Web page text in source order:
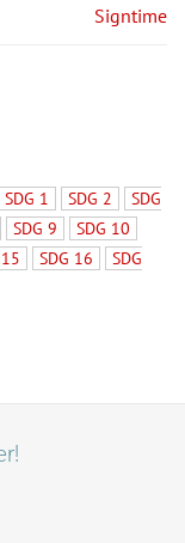
Signtime
SDG 1 SDG 2
SDG
SDG 9
SDG 10
SDG 16
SDG